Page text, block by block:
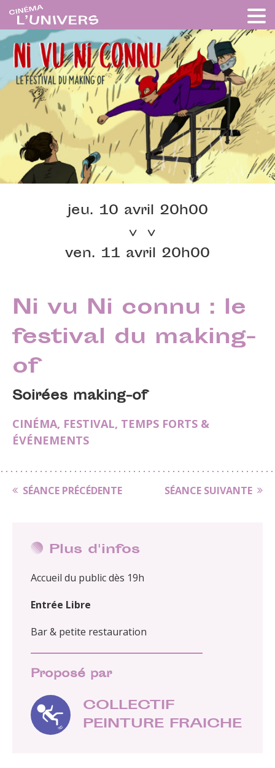
jeu. 10 avril 20h00
ven. 11 avril 20h00
Ni vu Ni connu : le
festival du making-
of
Soirées making-of
CINÉMA, FESTIVAL, TEMPS FORTS &
ÉVÉNEMENTS
SÉANCE PRÉCÉDENTE SÉANCE SUIVANTE
Plus d'infos
Accueil du public dès 19h
Entrée Libre
Bar & petite restauration
Proposé par
COLLECTIF
PEINTURE FRAICHE